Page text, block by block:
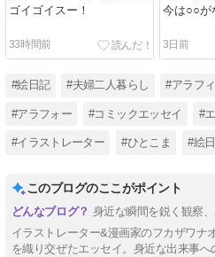
ゴイゴイスー！
33時間前
今は○○が
3日前
#絵日記 #夫婦二人暮らし #アラフ
#アラフォー #コミックエッセイ #
#イラストレーター #ひとこま #絵
このブログのここがポイント
身近な瞬間を鋭く観察
イラストレーター&漫画家のフカザワナ
を織り交ぜたエッセイ。身近な出来事